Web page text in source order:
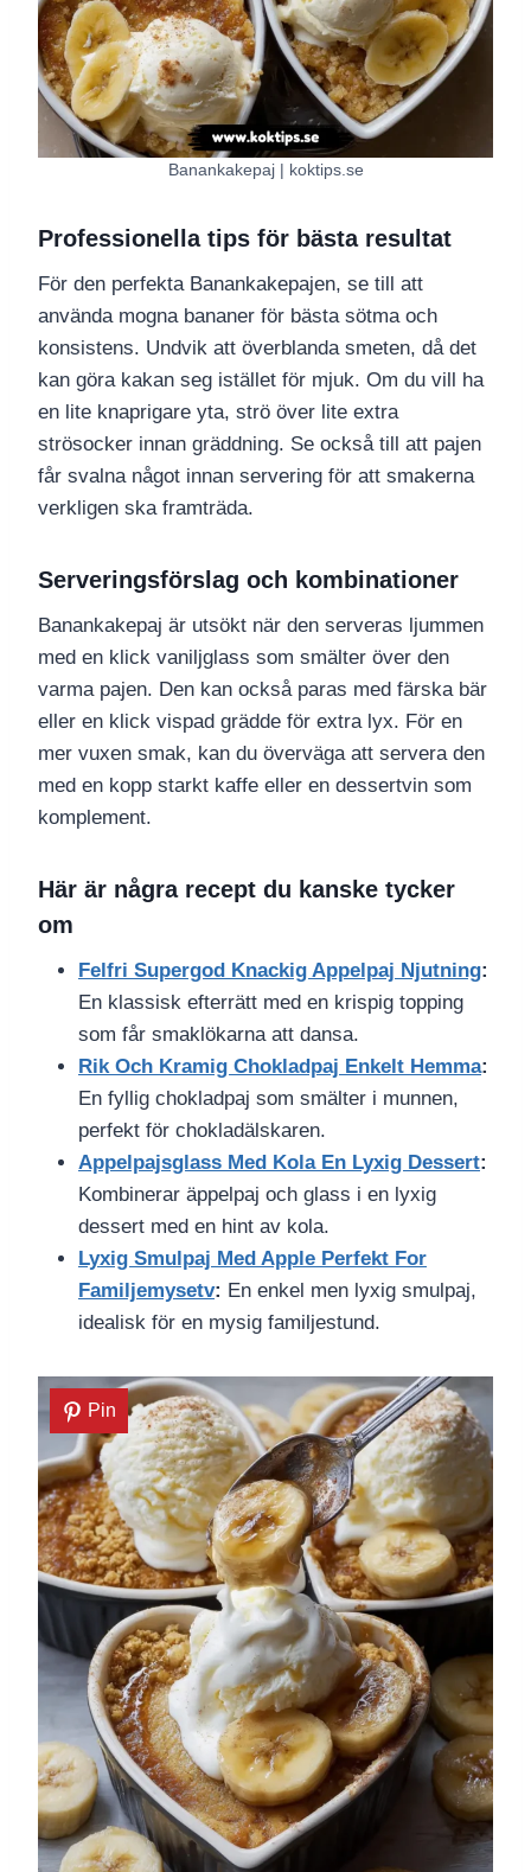
Banankakepaj | koktips.se
Professionella tips för bästa resultat
För den perfekta Banankakepajen, se till att
använda mogna bananer för bästa sötma och
konsistens. Undvik att överblanda smeten, då det
kan göra kakan seg istället för mjuk. Om du vill ha
en lite knaprigare yta, strö över lite extra
strösocker innan gräddning. Se också till att pajen
får svalna något innan servering för att smakerna
verkligen ska framträda.
Serveringsförslag och kombinationer
Banankakepaj är utsökt när den serveras ljummen
med en klick vaniljglass som smälter över den
varma pajen. Den kan också paras med färska bär
eller en klick vispad grädde för extra lyx. För en
mer vuxen smak, kan du överväga att servera den
med en kopp starkt kaffe eller en dessertvin som
komplement.
Här är några recept du kanske tycker
om
Felfri Supergod Knackig Appelpaj Njutning:
En klassisk efterrätt med en krispig topping
som får smaklökarna att dansa.
Rik Och Kramig Chokladpaj Enkelt Hemma:
En fyllig chokladpaj som smälter i munnen,
perfekt för chokladälskaren.
Appelpajsglass Med Kola En Lyxig Dessert:
Kombinerar äppelpaj och glass i en lyxig
dessert med en hint av kola.
Lyxig Smulpaj Med Apple Perfekt For
Familjemysetv: En enkel men lyxig smulpaj,
idealisk för en mysig familjestund.
Pin